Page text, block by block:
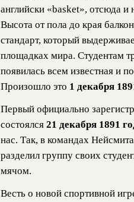
английски «basket», отсюда и
Высота от пола до края
стандарт, который
площадках мира. Студентам
появилась всем известная и
Произошло это 1 декабря
Первый официально
состоялся 21 декабря 1891
нас. Так, в командах
разделил группу своих
мячом.
Весть о новой спортивной